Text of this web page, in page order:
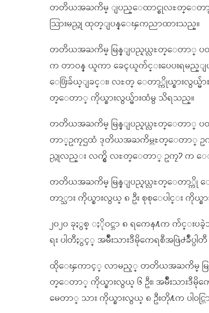
တတိယအႀကိမ္ ျပည္ေထာင္စုလႊတ္ေတာ္
သြားမည္ဟု ထုတ္ျပန္ေၾကညာထားသည္။
တတိယအႀကိမ္ မြန္ျပည္နယ္လႊတ္ေတာ္
က တာဝန္ ယူကာ ေခၚယူက်င္းပေပးရမည္ျ
ေ႐ြးခ်ယ္ျခင္း၊ လႊတ္ ေတာ္ကိုယ္စားလွယ္မ်ာ
တ္ေတာ္ ကိုယ္စားလွယ္မ်ားထံမွ သိရသည္။
တတိယအႀကိမ္ မြန္ျပည္နယ္လႊတ္ေတာ္ ပ
တာ္ဥကၠဌထံ ဒုတိယအႀကိမ္လႊတ္ေတာ္ ဥကၠဌ
ည္ဟုလည္း လက္ရွိ လႊတ္ေတာ္ ဥကၠ႒ က ေ
တတိယအႀကိမ္ မြန္ျပည္နယ္လႊတ္ေတာ္ကို ေ
တာ္သား ကိုယ္စားလွယ္ ၈ ဦး စုစုေပါင္း ကိုယ္စ
၂၀၂၀ ခုႏွစ္ ႏိုဝင္ဘာ ၈ ရကေန႔က က်င္းပခဲ့
ရး ပါတီႏွင့္ အမ်ိဳးသားဒီမိုကေရစီအဖြဲ႕ခ်ဳပ္ပ
ထိုေၾကာင့္ လာမည့္ တတိယအႀကိမ္ မြန္ျပည္
တ္ေတာ္ ကိုယ္စားလွယ္ ၆ ဦး၊ အမ်ိဳးသားဒီမို
မေတာ္ သား ကိုယ္စားလွယ္ ၈ ဦးတို႔က ပါဝင္သြ